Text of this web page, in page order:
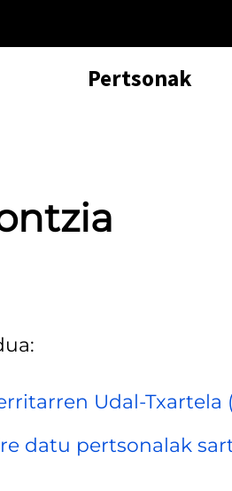
Pertsonak
Udal-Txartela
datu pertsonalak